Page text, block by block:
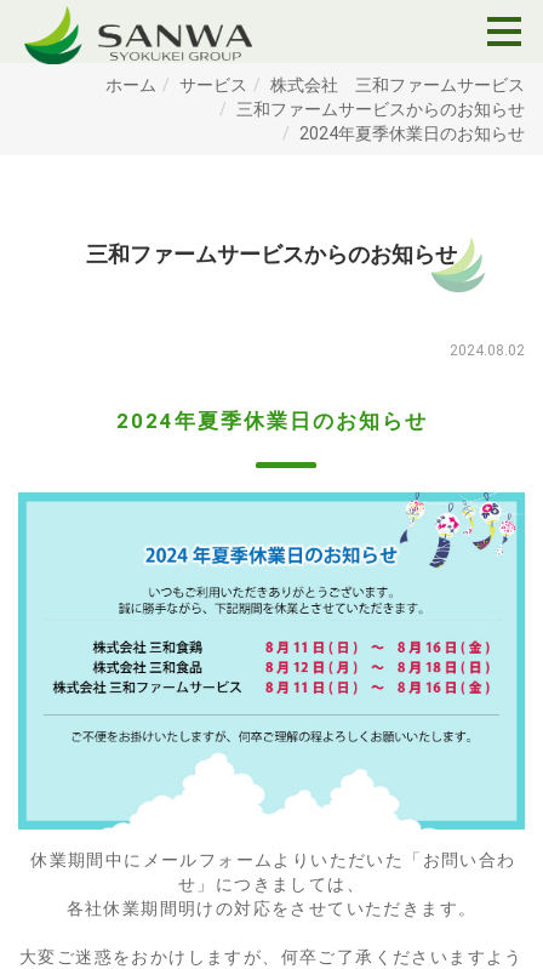
ホーム サービス
株式会社 三和ファームサービス
三和ファームサービスからのお知らせ
2024年夏季休業日のお知らせ
三和ファームサービスからのお知らせ
2024.08.02
2024年夏季休業日のお知らせ
休業期間中にメールフォームよりいただいた「お問い合わ
せ」につきましては、
各社休業期間明けの対応をさせていただきます。
大変ご迷惑をおかけしますが、何卒ご了承くださいますよう